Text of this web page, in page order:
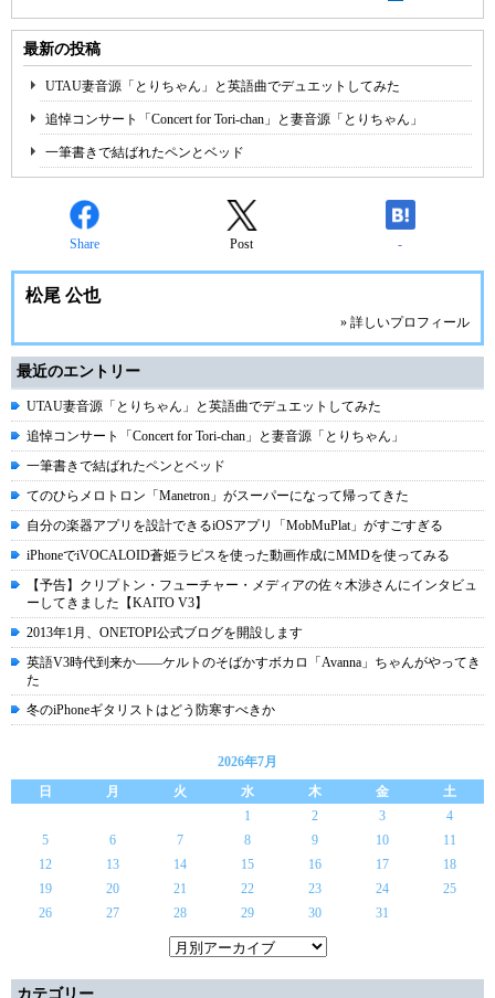
最新の投稿
UTAU妻音源「とりちゃん」と英語曲でデュエットしてみた
追悼コンサート「Concert for Tori-chan」と妻音源「とりちゃん」
一筆書きで結ばれたペンとベッド
Share Post -
松尾 公也
» 詳しいプロフィール
最近のエントリー
UTAU妻音源「とりちゃん」と英語曲でデュエットしてみた
追悼コンサート「Concert for Tori-chan」と妻音源「とりちゃん」
一筆書きで結ばれたペンとベッド
てのひらメロトロン「Manetron」がスーパーになって帰ってきた
自分の楽器アプリを設計できるiOSアプリ「MobMuPlat」がすごすぎる
iPhoneでiVOCALOID蒼姫ラピスを使った動画作成にMMDを使ってみる
【予告】クリプトン・フューチャー・メディアの佐々木渉さんにインタビュ
ーしてきました【KAITO V3】
2013年1月、ONETOPI公式ブログを開設します
英語V3時代到来か――ケルトのそばかすボカロ「Avanna」ちゃんがやってき
た
冬のiPhoneギタリストはどう防寒すべきか
2026年7月
日
月 火 水 木 金
土
1
2 3
4
5
6 7 8 9 10
11
12
13 14 15 16 17
18
19
20 21 22 23 24
25
26
27 28 29 30 31
カテゴリー